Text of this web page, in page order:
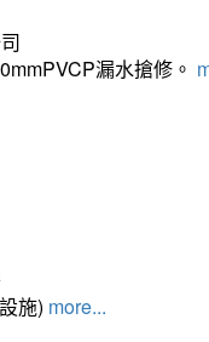
漏水搶修。
施) more...